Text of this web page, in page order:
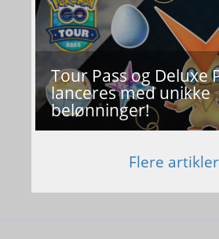
Tour Pass og Deluxe
lanceres med unikke
belønninger!
Flere